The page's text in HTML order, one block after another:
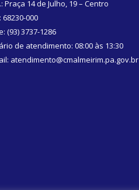
Praça 14 de Julho, 19 – Centro
68230-000
(93) 3737-1286
de atendimento: 08:00 às 13:30
atendimento@cmalmeirim.pa.gov.br